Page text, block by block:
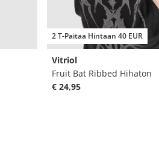
2 T-Paitaa Hintaan 40 EUR
Vitriol
Fruit Bat Ribbed Hihaton
€ 24,95